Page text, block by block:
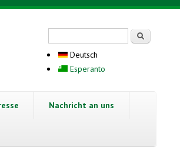
Deutsch
Esperanto
Nachricht an uns